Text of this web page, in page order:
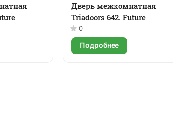
Дверь межкомнатная
Triadoors 642. Future
0
Подробнее